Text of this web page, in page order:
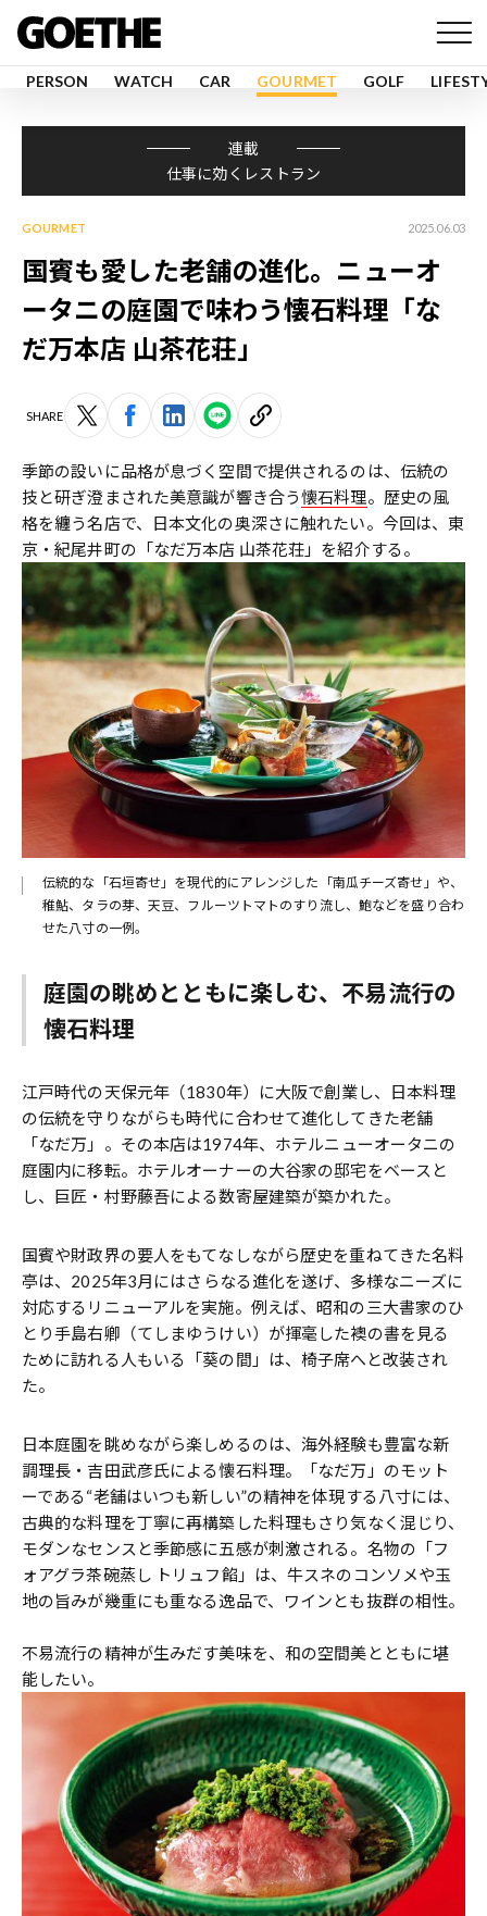
PERSON WATCH CAR GOURMET GOLF
連載
仕事に効くレストラン
GOURMET 2025.06.03
国賓も愛した老舗の進化。ニューオ
ータニの庭園で味わう懐石料理「な
だ万本店 山茶花荘」
SHARE
季節の設いに品格が息づく空間で提供されるのは、伝統の
技と研ぎ澄まされた美意識が響き合う懐石料理。歴史の風
格を纏う名店で、日本文化の奥深さに触れたい。今回は、東
京・紀尾井町の「なだ万本店 山茶花荘」を紹介する。
伝統的な「石垣寄せ」を現代的にアレンジした「南瓜チーズ寄せ」や、
稚鮎、タラの芽、天豆、フルーツトマトのすり流し、鮑などを盛り合わ
せた八寸の一例。
庭園の眺めとともに楽しむ、不易流行の
懐石料理
江戸時代の天保元年（1830年）に大阪で創業し、日本料理
の伝統を守りながらも時代に合わせて進化してきた老舗
「なだ万」。その本店は1974年、ホテルニューオータニの
庭園内に移転。ホテルオーナーの大谷家の邸宅をベースと
し、巨匠・村野藤吾による数寄屋建築が築かれた。
国賓や財政界の要人をもてなしながら歴史を重ねてきた名料
亭は、2025年3月にはさらなる進化を遂げ、多様なニーズに
対応するリニューアルを実施。例えば、昭和の三大書家のひ
とり手島右卿（てしまゆうけい）が揮毫した襖の書を見る
ために訪れる人もいる「葵の間」は、椅子席へと改装され
た。
日本庭園を眺めながら楽しめるのは、海外経験も豊富な新
調理長・吉田武彦氏による懐石料理。「なだ万」のモット
ーである“老舗はいつも新しい”の精神を体現する八寸には、
古典的な料理を丁寧に再構築した料理もさり気なく混じり、
モダンなセンスと季節感に五感が刺激される。名物の「フ
ォアグラ茶碗蒸し トリュフ餡」は、牛スネのコンソメや玉
地の旨みが幾重にも重なる逸品で、ワインとも抜群の相性。
不易流行の精神が生みだす美味を、和の空間美とともに堪
能したい。